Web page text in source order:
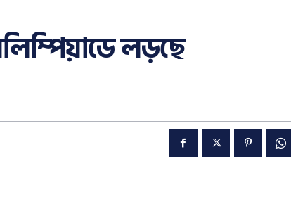
লড়ছে